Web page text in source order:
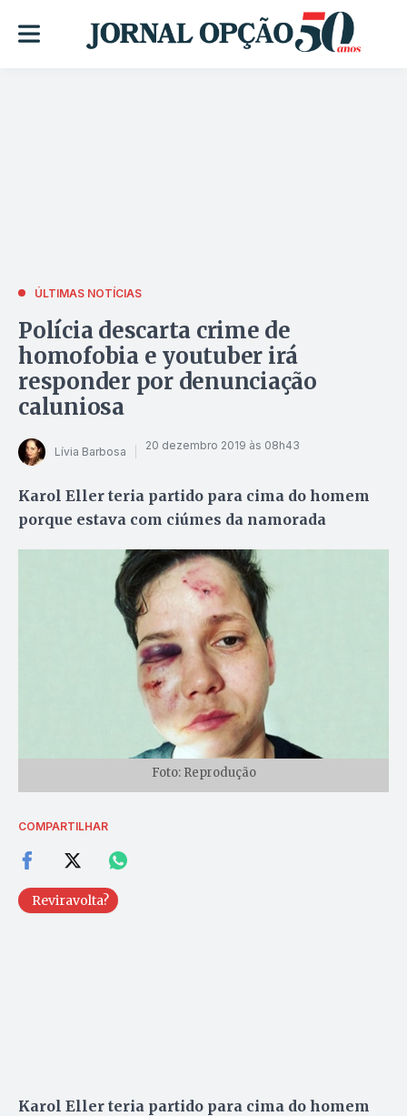
ÚLTIMAS NOTÍCIAS
Polícia descarta crime de
homofobia e youtuber irá
responder por denunciação
caluniosa
Lívia Barbosa 20 dezembro 2019 às 08h43
Karol Eller teria partido para cima do homem
porque estava com ciúmes da namorada
Foto: Reprodução
COMPARTILHAR
Reviravolta?
Karol Eller teria partido para cima do homem